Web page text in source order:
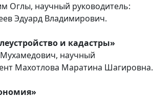
Оглы, научный руководитель:
Эдуард Владимирович.
и кадастры»
научный
Махотлова Маратина Шагировна.